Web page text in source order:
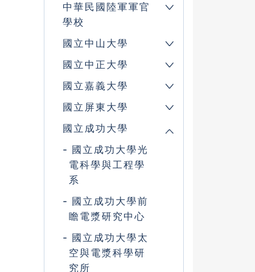
中華民國陸軍軍官
學校
國立中山大學
國立中正大學
國立嘉義大學
國立屏東大學
國立成功大學
國立成功大學光
電科學與工程學
系
國立成功大學前
瞻電漿研究中心
國立成功大學太
空與電漿科學研
究所